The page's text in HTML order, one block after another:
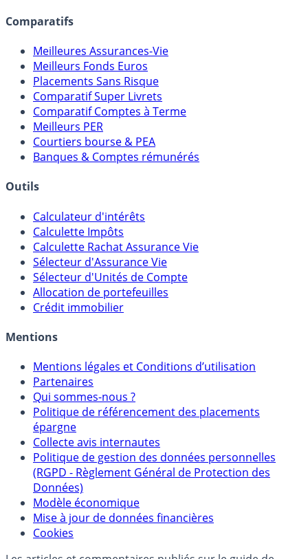
Comparatifs
Meilleures Assurances-Vie
Meilleurs Fonds Euros
Placements Sans Risque
Comparatif Super Livrets
Comparatif Comptes à Terme
Meilleurs PER
Courtiers bourse & PEA
Banques & Comptes rémunérés
Outils
Calculateur d'intérêts
Calculette Impôts
Calculette Rachat Assurance Vie
Sélecteur d'Assurance Vie
Sélecteur d'Unités de Compte
Allocation de portefeuilles
Crédit immobilier
Mentions
Mentions légales et Conditions d’utilisation
Partenaires
Qui sommes-nous ?
Politique de référencement des placements
épargne
Collecte avis internautes
Politique de gestion des données personnelles
(RGPD - Règlement Général de Protection des
Données)
Modèle économique
Mise à jour de données financières
Cookies